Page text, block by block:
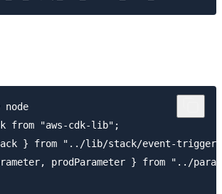
from "aws-cdk-lib";
} from "../lib/stack/event-
prodParameter } from "../